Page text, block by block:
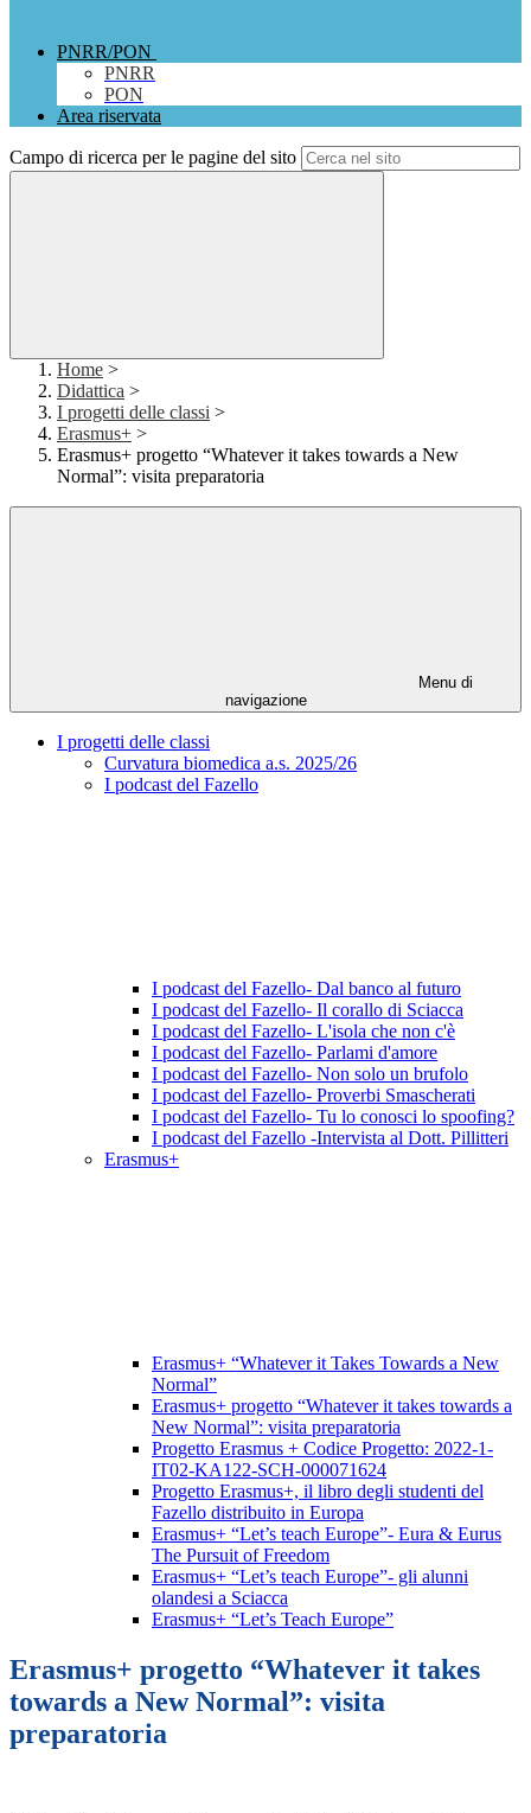
PNRR/PON
PNRR
PON
Area riservata
Campo di ricerca per le pagine del sito
Home >
Didattica >
I progetti delle classi >
Erasmus+ >
Erasmus+ progetto “Whatever it takes towards a New
Normal”: visita preparatoria
Menu di
navigazione
I progetti delle classi
Curvatura biomedica a.s. 2025/26
I podcast del Fazello
I podcast del Fazello- Dal banco al futuro
I podcast del Fazello- Il corallo di Sciacca
I podcast del Fazello- L'isola che non c'è
I podcast del Fazello- Parlami d'amore
I podcast del Fazello- Non solo un brufolo
I podcast del Fazello- Proverbi Smascherati
I podcast del Fazello- Tu lo conosci lo spoofing?
I podcast del Fazello -Intervista al Dott. Pillitteri
Erasmus+
Erasmus+ “Whatever it Takes Towards a New
Normal”
Erasmus+ progetto “Whatever it takes towards a
New Normal”: visita preparatoria
Progetto Erasmus + Codice Progetto: 2022-1-
IT02-KA122-SCH-000071624
Progetto Erasmus+, il libro degli studenti del
Fazello distribuito in Europa
Erasmus+ “Let’s teach Europe”- Eura & Eurus
The Pursuit of Freedom
Erasmus+ “Let’s teach Europe”- gli alunni
olandesi a Sciacca
Erasmus+ “Let’s Teach Europe”
Erasmus+ progetto “Whatever it takes
towards a New Normal”: visita
preparatoria